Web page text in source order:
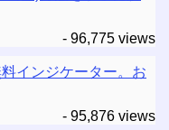
- 96,775 views
インジケーター。お
- 95,876 views